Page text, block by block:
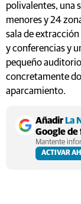
polivalentes, una
menores y 24
sala de
y conferencias y
pequeño
concretamente
aparcamiento.
AñadirLa
Google
Mantente
ACTIVAR